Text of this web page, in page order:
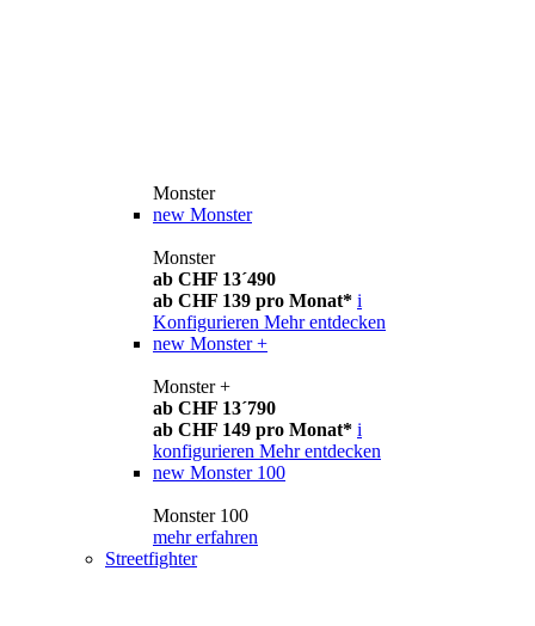
Monster
new Monster
Monster
ab CHF 13´490
ab CHF 139 pro Monat* i
Konfigurieren Mehr entdecken
new Monster +
Monster +
ab CHF 13´790
ab CHF 149 pro Monat* i
konfigurieren Mehr entdecken
new Monster 100
Monster 100
mehr erfahren
Streetfighter